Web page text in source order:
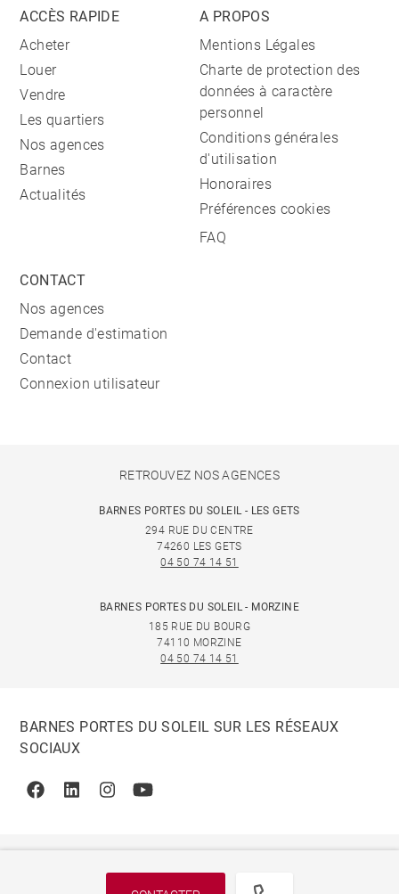
ACCÈS RAPIDE
Acheter
Louer
Vendre
Les quartiers
Nos agences
Barnes
Actualités
A PROPOS
Mentions Légales
Charte de protection des
données à caractère
personnel
Conditions générales
d'utilisation
Honoraires
Préférences cookies
FAQ
CONTACT
Nos agences
Demande d'estimation
Contact
Connexion utilisateur
RETROUVEZ NOS AGENCES
BARNES PORTES DU SOLEIL - LES GETS
294 RUE DU CENTRE
74260 LES GETS
04 50 74 14 51
BARNES PORTES DU SOLEIL - MORZINE
185 RUE DU BOURG
74110 MORZINE
04 50 74 14 51
BARNES PORTES DU SOLEIL SUR LES RÉSEAUX
SOCIAUX
FacebookLinkedinInstagramYoutube